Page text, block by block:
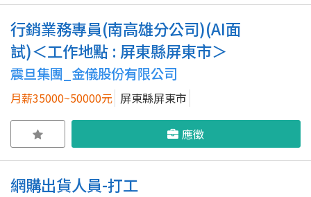
行銷業務專員(南高雄分公司)(AI面
試)＜工作地點 : 屏東縣屏東市＞
震旦集團_金儀股份有限公司
月薪35000~50000元 屏東縣屏東市
應徵
網購出貨人員-打工